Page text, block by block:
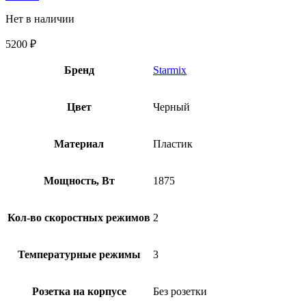
Нет в наличии
5200 ₽
Бренд Starmix
Цвет Черный
Материал Пластик
Мощность, Вт 1875
Кол-во скоростных режимов 2
Температурные режимы 3
Розетка на корпусе Без розетки